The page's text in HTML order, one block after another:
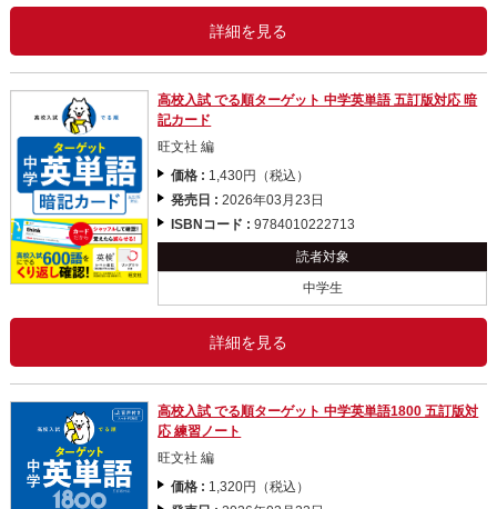
詳細を見る
高校入試 でる順ターゲット 中学英単語 五訂版対応 暗
記カード
旺文社 編
価格 : 1,430円（税込）
発売日 :2026年03月23日
ISBNコード :9784010222713
読者対象
中学生
詳細を見る
高校入試 でる順ターゲット 中学英単語1800 五訂版対
応 練習ノート
旺文社 編
価格 : 1,320円（税込）